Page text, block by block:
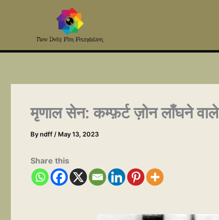
मृणाल सेन: कम्फ़र्ट ज़ोन लाँघने
Byndff / May 13, 2023
Share this